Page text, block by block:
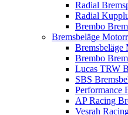
Radial
Radial
Brembo
Bremsbeläge
Bremsbeläge
Brembo
Lucas TRW
SBS
Performance
AP Racing
Vesrah